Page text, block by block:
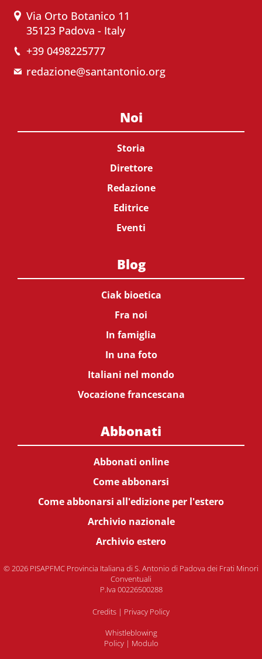
Via Orto Botanico 11
35123 Padova - Italy
+39 0498225777
redazione@santantonio.org
Noi
Storia
Direttore
Redazione
Editrice
Eventi
Blog
Ciak bioetica
Fra noi
In famiglia
In una foto
Italiani nel mondo
Vocazione francescana
Abbonati
Abbonati online
Come abbonarsi
Come abbonarsi all'edizione per l'estero
Archivio nazionale
Archivio estero
© 2026 PISAPFMC Provincia Italiana di S. Antonio di Padova dei Frati Minori
Conventuali
P.Iva 00226500288
Credits | Privacy Policy
Whistleblowing
Policy| Modulo